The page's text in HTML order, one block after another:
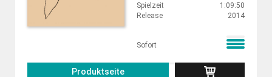
Spielzeit
1:09:50
Release
2014
Sofort
Produktseite